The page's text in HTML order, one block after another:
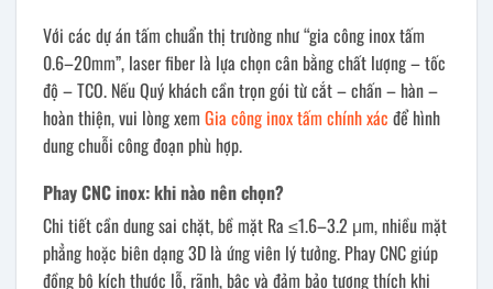
Với các dự án tấm chuẩn thị trường như “gia công inox tấm
0.6–20mm”, laser fiber là lựa chọn cân bằng chất lượng – tốc
độ – TCO. Nếu Quý khách cần trọn gói từ cắt – chấn – hàn –
hoàn thiện, vui lòng xem Gia công inox tấm chính xác để hình
dung chuỗi công đoạn phù hợp.
Phay CNC inox: khi nào nên chọn?
Chi tiết cần dung sai chặt, bề mặt Ra ≤1.6–3.2 μm, nhiều mặt
phẳng hoặc biên dạng 3D là ứng viên lý tưởng. Phay CNC giúp
đồng bộ kích thước lỗ, rãnh, bậc và đảm bảo tương thích khi